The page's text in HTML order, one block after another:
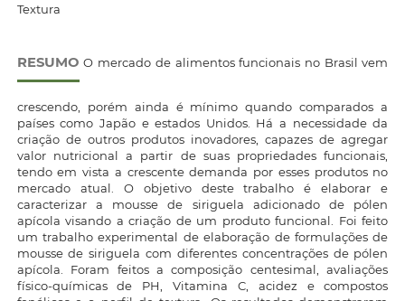
Textura
RESUMO O mercado de alimentos funcionais no Brasil vem
crescendo, porém ainda é mínimo quando comparados a
países como Japão e estados Unidos. Há a necessidade da
criação de outros produtos inovadores, capazes de agregar
valor nutricional a partir de suas propriedades funcionais,
tendo em vista a crescente demanda por esses produtos no
mercado atual. O objetivo deste trabalho é elaborar e
caracterizar a mousse de siriguela adicionado de pólen
apícola visando a criação de um produto funcional. Foi feito
um trabalho experimental de elaboração de formulações de
mousse de siriguela com diferentes concentrações de pólen
apícola. Foram feitos a composição centesimal, avaliações
físico-químicas de PH, Vitamina C, acidez e compostos